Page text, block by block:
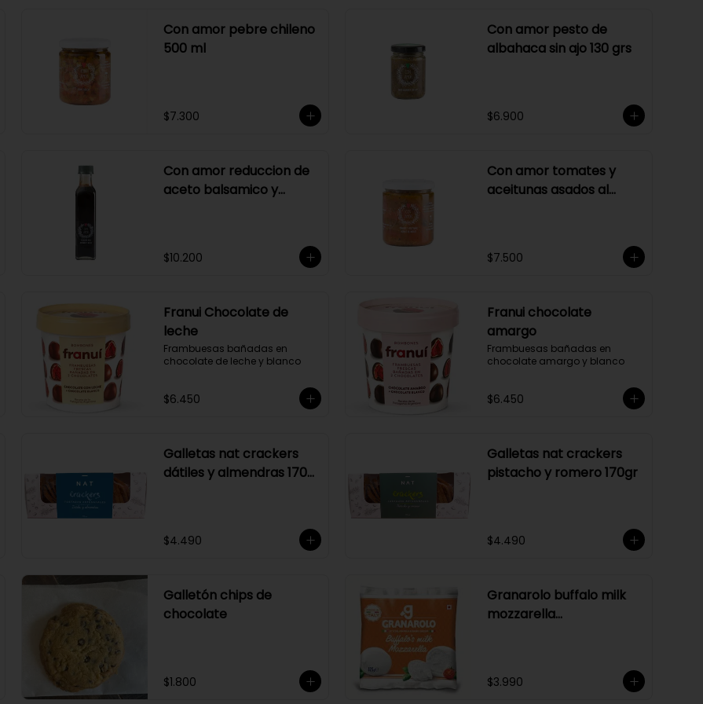
Con amor pebre chileno
500 ml
$7.300
Con amor pesto de
albahaca sin ajo 130 grs
$6.900
Con amor reduccion de
aceto balsamico y
$10.200
Con amor tomates y
aceitunas asados al
$7.500
Franui Chocolate de
leche
Frambuesas bañadas en
chocolate de leche y blanco
$6.450
Franui chocolate
amargo
Frambuesas bañadas en
chocolate amargo y blanco
$6.450
Galletas nat crackers
dátiles y almendras 170
$4.490
Galletas nat crackers
pistacho y romero 170gr
$4.490
Galletón chips de
chocolate
$1.800
Granarolo buffalo milk
mozzarella
$3.990